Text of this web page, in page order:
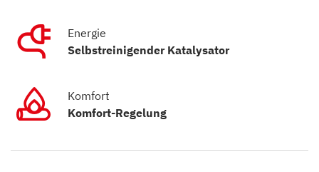
Energie
Selbstreinigender Katalysator
Komfort
Komfort-Regelung